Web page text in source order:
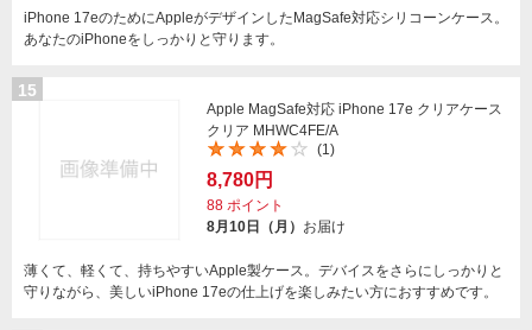
iPhone 17eのためにAppleがデザインしたMagSafe対応シリコーンケース。
あなたのiPhoneをしっかりと守ります。
15
Apple MagSafe対応 iPhone 17e クリアケース
クリア MHWC4FE/A
(1)
8,780円
88 ポイント
8月10日（月） お届け
薄くて、軽くて、持ちやすいApple製ケース。デバイスをさらにしっかりと
守りながら、美しいiPhone 17eの仕上げを楽しみたい方におすすめです。